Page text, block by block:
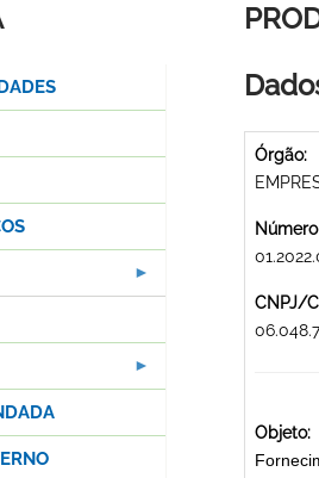
Órgão:
CNPJ/
Objeto: